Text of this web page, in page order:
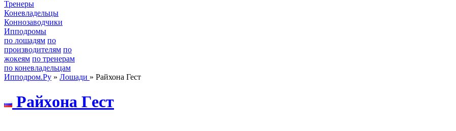
Тренеры
Коневладельцы
Коннозаводчики
Ипподромы
по лошадям по
производителям по
жокеям по тренерам
по коневладельцам
Ипподром.Ру » Лошади » Райхона Гест
Pайхoна Гeст